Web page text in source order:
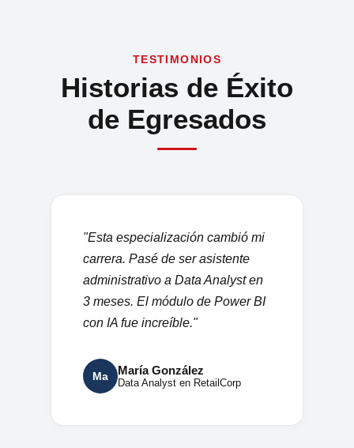
TESTIMONIOS
Historias de Éxito
de Egresados
"Esta especialización cambió mi
carrera. Pasé de ser asistente
administrativo a Data Analyst en
3 meses. El módulo de Power BI
con IA fue increíble."
Ma María González
Data Analyst en RetailCorp